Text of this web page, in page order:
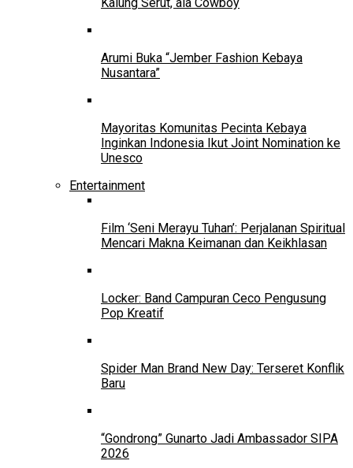
Arumi Buka “Jember Fashion Kebaya
Nusantara”
Mayoritas Komunitas Pecinta Kebaya
Inginkan Indonesia Ikut Joint Nomination ke
Unesco
Entertainment
Film ‘Seni Merayu Tuhan’: Perjalanan Spiritual
Mencari Makna Keimanan dan Keikhlasan
Locker: Band Campuran Ceco Pengusung
Pop Kreatif
Spider Man Brand New Day: Terseret Konflik
Baru
“Gondrong” Gunarto Jadi Ambassador SIPA
2026